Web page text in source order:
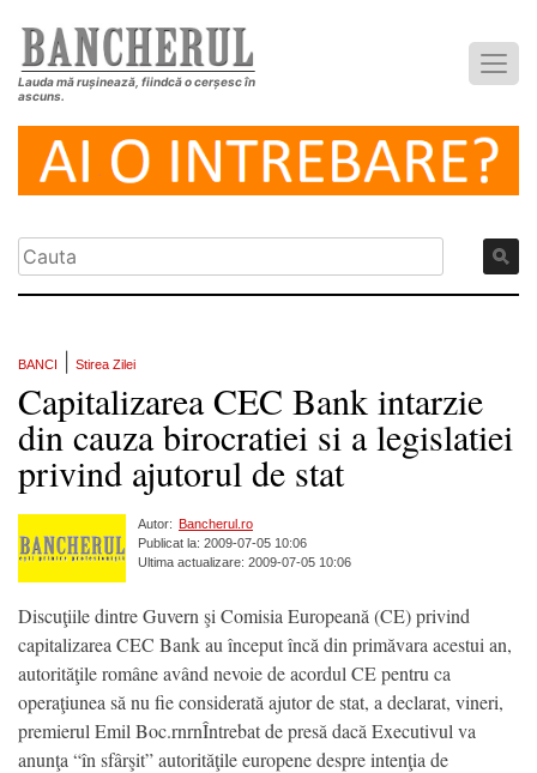
Lauda mă rușinează, fiindcă o cerșesc în
ascuns.
BANCI Stirea Zilei
Capitalizarea CEC Bank intarzie
din cauza birocratiei si a legislatiei
privind ajutorul de stat
Autor: Bancherul.ro
Publicat la: 2009-07-05 10:06
Ultima actualizare: 2009-07-05 10:06
Discuţiile dintre Guvern şi Comisia Europeană (CE) privind
capitalizarea CEC Bank au început încă din primăvara acestui an,
autorităţile române având nevoie de acordul CE pentru ca
operaţiunea să nu fie considerată ajutor de stat, a declarat, vineri,
premierul Emil Boc.rnrnÎntrebat de presă dacă Executivul va
anunţa “în sfârşit” autorităţile europene despre intenţia de